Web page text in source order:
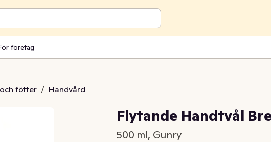
företag
fötter / Handvård
Flytande Handtvål
500 ml, Gunry